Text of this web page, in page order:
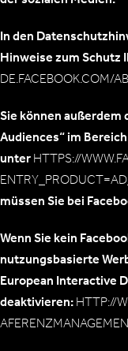
In den
Hinweise zum Schutz
DE.FACEBOOK.COM/
Sie können außerdem
Audiences“ im
unter HTTPS://
müssen Sie bei
Wenn Sie kein
nutzungsbasierte
European Interactive
deaktivieren: HTTP://